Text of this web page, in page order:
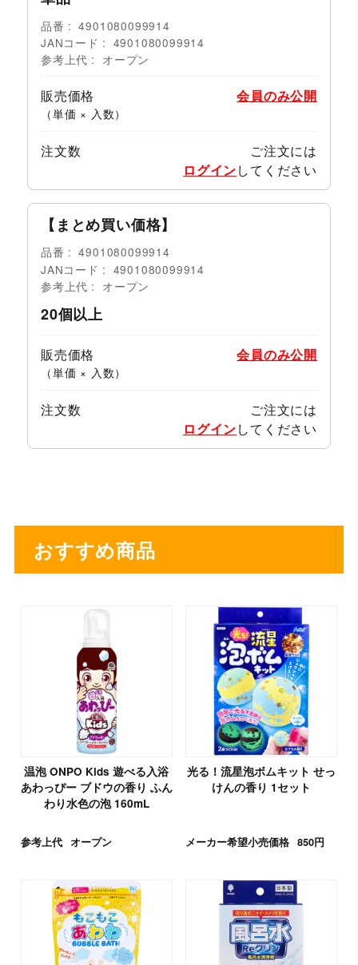
品番
4901080099914
JANコード
4901080099914
参考上代
オープン
販売価格
（単価 × 入数）
会員のみ公開
注文数
ご注文には
ログインしてください
【まとめ買い価格】
品番
4901080099914
JANコード
4901080099914
参考上代
オープン
20個以上
販売価格
（単価 × 入数）
会員のみ公開
注文数
ご注文には
ログインしてください
おすすめ商品
温泡 ONPO Kids 遊べる入浴
あわっぴー ブドウの香り ふん
わり水色の泡 160mL
参考上代 オープン
光る！流星泡ボムキット せっ
けんの香り 1セット
メーカー希望小売価格 850円